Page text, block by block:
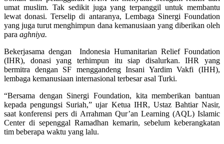
umat muslim. Tak sedikit juga yang terpanggil untuk membantu
lewat donasi. Terselip di antaranya, Lembaga Sinergi Foundation
yang juga turut menghimpun dana kemanusiaan yang diberikan oleh
para aghniya.
Bekerjasama dengan Indonesia Humanitarian Relief Foundation
(IHR), donasi yang terhimpun itu siap disalurkan. IHR yang
bermitra dengan SF menggandeng Insani Yardim Vakfi (IHH),
lembaga kemanusiaan internasional terbesar asal Turki.
“Bersama dengan Sinergi Foundation, kita memberikan bantuan
kepada pengungsi Suriah,” ujar Ketua IHR, Ustaz Bahtiar Nasir,
saat konferensi pers di Arrahman Qur’an Learning (AQL) Islamic
Center di sepenggal Ramadhan kemarin, sebelum keberangkatan
tim beberapa waktu yang lalu.